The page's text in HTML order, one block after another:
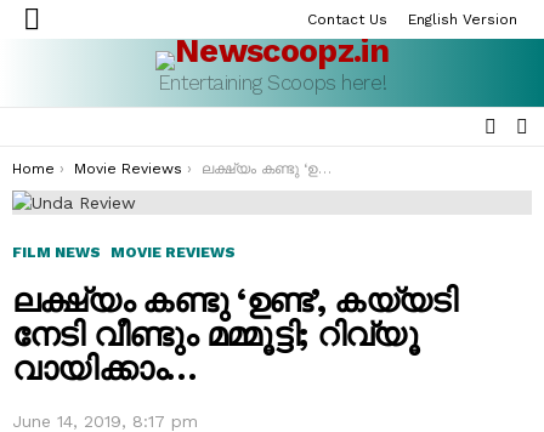
Menu
Contact Us English Version
Entertaining Scoops here!
You are here:
Home Movie Reviews ലക്ഷ്യം കണ്ടു ‘ഉണ്ട’, കയ്യടി നേടി വീണ്ടും മമ്മൂട്ടി; റിവ്യൂ വായിക്കാം…
FILM NEWS MOVIE REVIEWS
ലക്ഷ്യം കണ്ടു ‘ഉണ്ട’, കയ്യടി
നേടി വീണ്ടും മമ്മൂട്ടി; റിവ്യൂ
വായിക്കാം…
June 14, 2019, 8:17 pm